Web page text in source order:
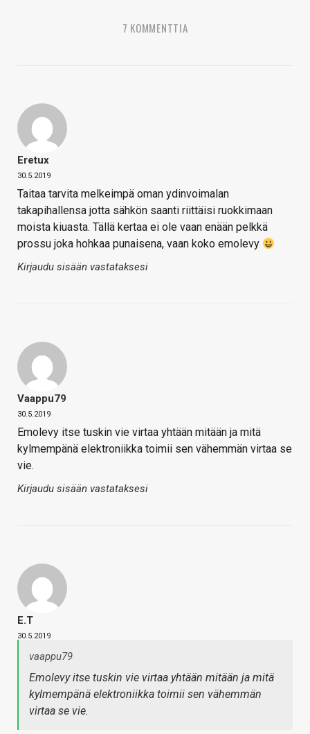
7 KOMMENTTIA
Eretux
30.5.2019
Taitaa tarvita melkeimpä oman ydinvoimalan
takapihallensa jotta sähkön saanti riittäisi ruokkimaan
moista kiuasta. Tällä kertaa ei ole vaan enään pelkkä
prossu joka hohkaa punaisena, vaan koko emolevy
Kirjaudu sisään vastataksesi
Vaappu79
30.5.2019
Emolevy itse tuskin vie virtaa yhtään mitään ja mitä
kylmempänä elektroniikka toimii sen vähemmän virtaa se
vie.
Kirjaudu sisään vastataksesi
E.T
30.5.2019
vaappu79
Emolevy itse tuskin vie virtaa yhtään mitään ja mitä
kylmempänä elektroniikka toimii sen vähemmän
virtaa se vie.